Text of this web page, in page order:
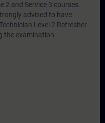
2 and Service 3 courses.
advised to have
Level 2 Refresher
the examination.